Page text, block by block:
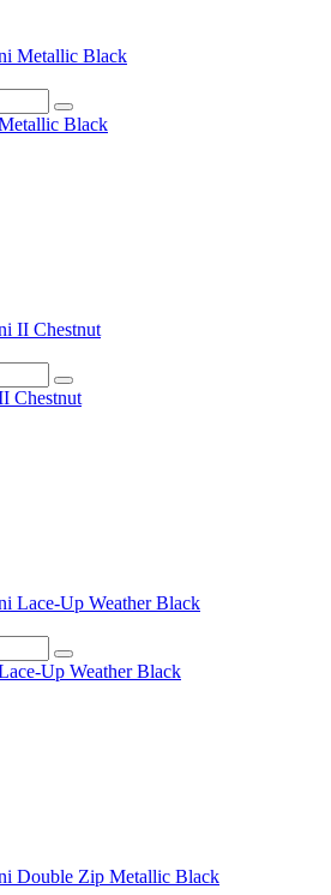
доставка. Курьер привозит до
примерки. Оплата принимается
оригинальности по QR-коду
В регионы России заказы
с возможностью осмотра вложения
Black
Chestnut
Up Weather Black